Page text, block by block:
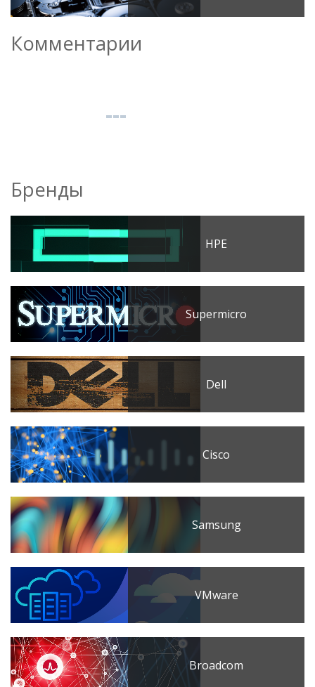
Комментарии
Бренды
HPE
Supermicro
Dell
Cisco
Samsung
VMware
Broadcom